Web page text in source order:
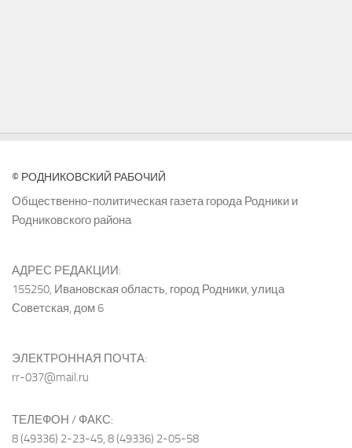
© РОДНИКОВСКИЙ РАБОЧИЙ
Общественно-политическая газета города Родники и
Родниковского района
АДРЕС РЕДАКЦИИ:
155250, Ивановская область, город Родники, улица
Советская, дом 6
ЭЛЕКТРОННАЯ ПОЧТА:
rr-037@mail.ru
ТЕЛЕФОН / ФАКС:
8 (49336) 2-23-45, 8 (49336) 2-05-58